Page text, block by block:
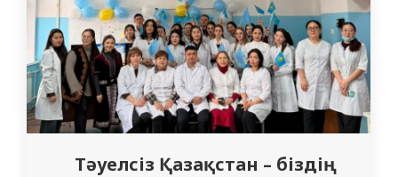
ғылыми іс-шараларды жоспарлау.
Отырыс барысында келесі мәселелер
қаралды:…
Тәуелсіз Қазақстан – біздің